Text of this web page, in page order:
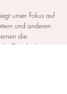
liegt unser Fokus auf
und anderen
die
Details der